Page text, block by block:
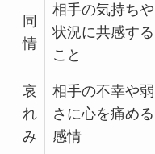
同
情
相手の気持ちや
状況に共感する
こと
哀
れ
み
相手の不幸や弱
さに心を痛める
感情